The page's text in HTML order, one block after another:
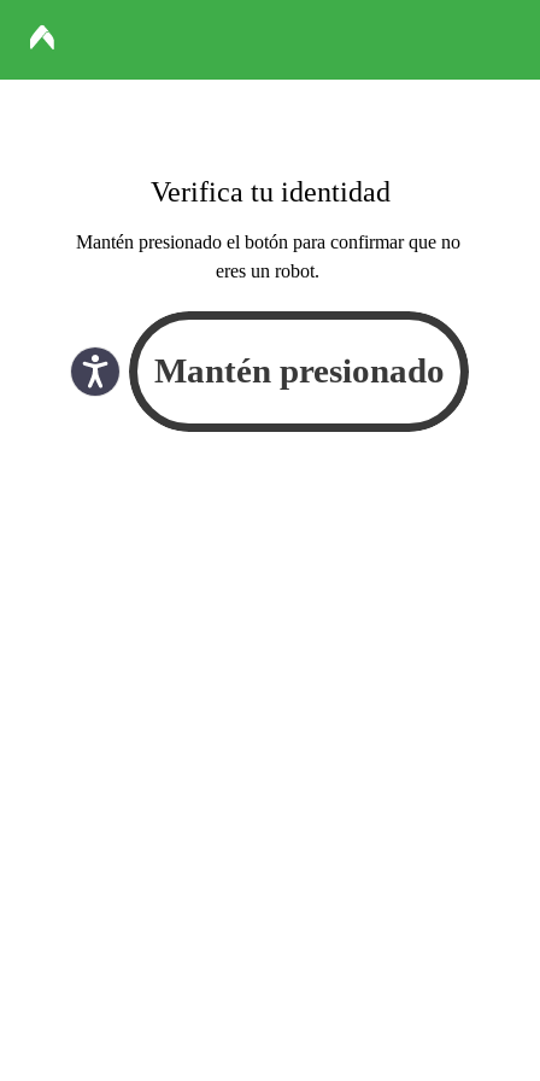
Verifica tu identidad
Mantén presionado el botón para confirmar que no
eres un robot.